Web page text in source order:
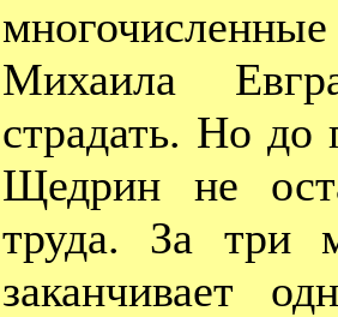
Михаила
страдать. Но до
Щедрин не
труда. За три
заканчивает